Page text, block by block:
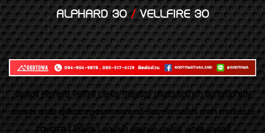
ALPHARD 30/VELLFIRE 30
ของเเต่ง Alphard Vellfire Lexus Majesty ของเเต่งรถนำเข้า อุปกรณ์ตกแต่ง
ของแต่ง ชุดล้อ ผู้เชี่ยวชาญเฉพาะทางรถยนต์ อัลพาร์ด เวลไฟร์ นำเข้า ประดับยนต์
TOYOTA ( โตโยต้า ) รถนำเข้า อัลพาร์ด เวลไฟร์ เลกซัส มาเจสตี้